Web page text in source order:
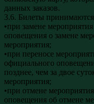
данных заказов.
3.6. Билеты
•при замене
оповещения о замене
мероприятия;
•при переносе
официального
позднее, чем за двое
мероприятия;
•при отмене
оповещения об отмене